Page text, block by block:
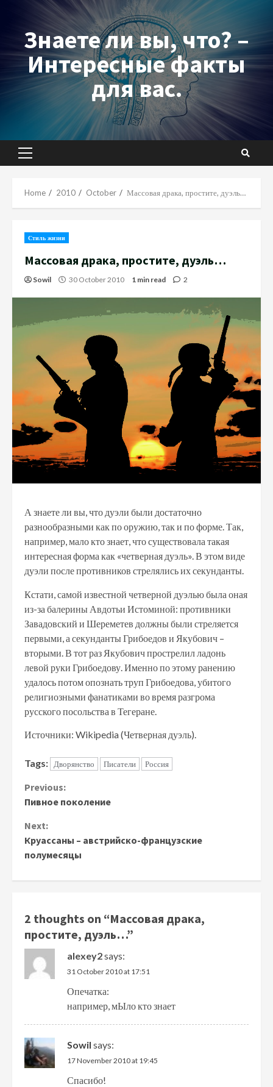
contentЗнаете ли вы, что? –
Интересные факты
для вас.
Primary
Home 2010 October Массовая драка, простите, дуэль…
Стиль жизни
Массовая драка, простите, дуэль…
Sowil 30 October 2010 1 min read 2
А знаете ли вы, что дуэли были достаточно
разнообразными как по оружию, так и по форме. Так,
например, мало кто знает, что существовала такая
интересная форма как «четверная дуэль». В этом виде
дуэли после противников стрелялись их секунданты.
Кстати, самой известной четверной дуэлью была оная
из-за балерины Авдотьи Истоминой: противники
Завадовский и Шереметев должны были стреляется
первыми, а секунданты Грибоедов и Якубович –
вторыми. В тот раз Якубович прострелил ладонь
левой руки Грибоедову. Именно по этому ранению
удалось потом опознать труп Грибоедова, убитого
религиозными фанатиками во время разгрома
русского посольства в Тегеране.
Источники: Wikipedia (Четверная дуэль).
Tags: Дворянство Писатели Россия
Continue
Previous:
Пивное поколение
Next:
Круассаны – австрийско-французские
полумесяцы
2 thoughts on “Массовая драка,
простите, дуэль…”
alexey2says:
31 October 2010 at 17:51
Опечатка:
например, мЫло кто знает
Sowil says:
17 November 2010 at 19:45
Спасибо!